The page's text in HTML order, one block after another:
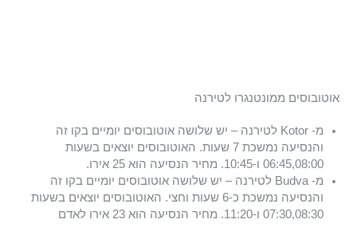
אוטובוסים ממונטנגרו לטירנה
מ- Kotor לטירנה – יש שלושה אוטובוסים יומיים בקו זה
והנסיעה נמשכת 7 שעות. האוטובוסים יוצאים בשעות
06:45,08:00 ו-10:45. מחיר הנסיעה הוא 25 אירו.
מ- Budva לטירנה – יש שלושה אוטובוסים יומיים בקו זה
והנסיעה נמשכת כ-6 שעות וחצי. האוטובוסים יוצאים בשעות
07:30,08:30 ו-11:20. מחיר הנסיעה הוא 23 אירו לאדם